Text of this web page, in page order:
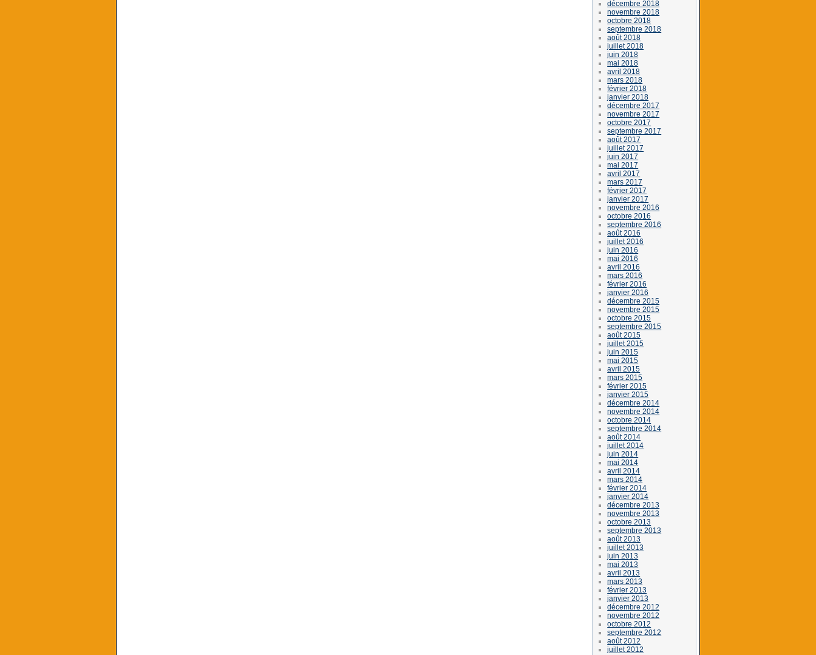
décembre 2018
novembre 2018
octobre 2018
septembre 2018
août 2018
juillet 2018
juin 2018
mai 2018
avril 2018
mars 2018
février 2018
janvier 2018
décembre 2017
novembre 2017
octobre 2017
septembre 2017
août 2017
juillet 2017
juin 2017
mai 2017
avril 2017
mars 2017
février 2017
janvier 2017
novembre 2016
octobre 2016
septembre 2016
août 2016
juillet 2016
juin 2016
mai 2016
avril 2016
mars 2016
février 2016
janvier 2016
décembre 2015
novembre 2015
octobre 2015
septembre 2015
août 2015
juillet 2015
juin 2015
mai 2015
avril 2015
mars 2015
février 2015
janvier 2015
décembre 2014
novembre 2014
octobre 2014
septembre 2014
août 2014
juillet 2014
juin 2014
mai 2014
avril 2014
mars 2014
février 2014
janvier 2014
décembre 2013
novembre 2013
octobre 2013
septembre 2013
août 2013
juillet 2013
juin 2013
mai 2013
avril 2013
mars 2013
février 2013
janvier 2013
décembre 2012
novembre 2012
octobre 2012
septembre 2012
août 2012
juillet 2012